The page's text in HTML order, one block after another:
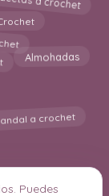
Almohadas
a crochet
Puedes